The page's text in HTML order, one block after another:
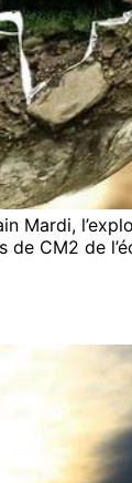
Mardi,
CM2 de